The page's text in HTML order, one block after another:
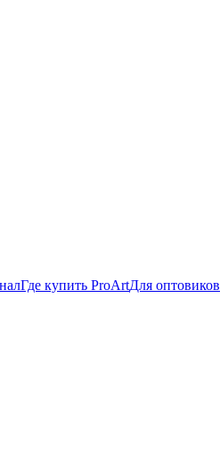
Где купить ProArtДля оптовиков